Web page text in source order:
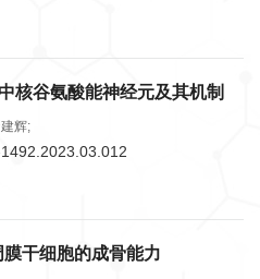
核谷氨酸能神经元及其机制
辉;
干细胞的成骨能力